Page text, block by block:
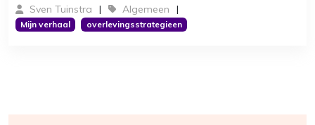
Sven Tuinstra Algemeen
Mijn verhaal overlevingsstrategieen